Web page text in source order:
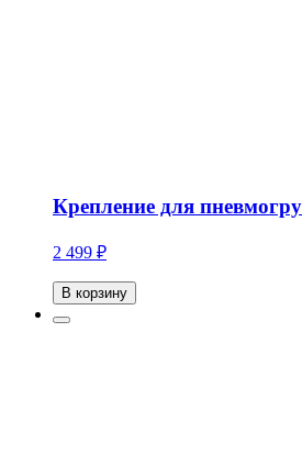
Крепление для
2 499 ₽
В корзину